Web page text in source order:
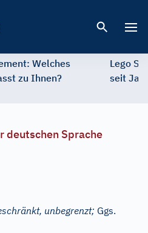
Welches
zu Ihnen?
Lego
seit
deutschen Sprache
unbegrenzt; Ggs.